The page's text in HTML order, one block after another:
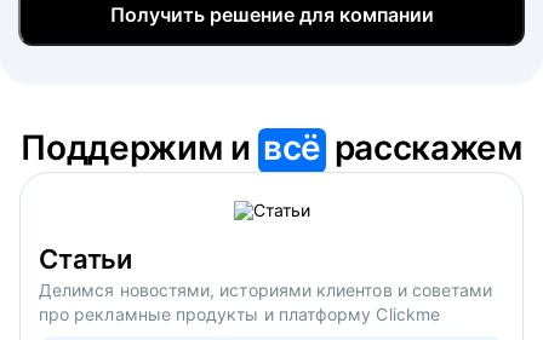
Получить решение для компании
Поддержим ивсё расскажем
Статьи
Делимся новостями, историями клиентов и советами
про рекламные продукты и платформу Clickme